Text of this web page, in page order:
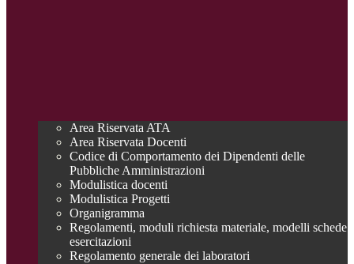
Area Riservata ATA
Area Riservata Docenti
Codice di Comportamento dei Dipendenti delle
Pubbliche Amministrazioni
Modulistica docenti
Modulistica Progetti
Organigramma
Regolamenti, moduli richiesta materiale, modelli schede
esercitazioni
Regolamento generale dei laboratori